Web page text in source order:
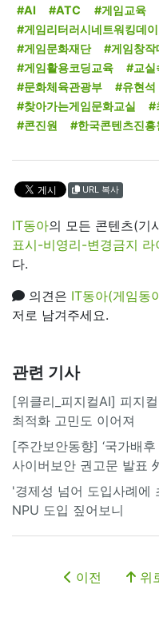
#AI #ATC #게임교육
#게임리터러시네트워킹데이
#게임문화재단
#게임창작
#게임활용코딩교육
#교실
#문화체육관광부
#유현석
#찾아가는게임문화교실
#
#콘진원
#한국콘텐츠진흥
URL 복사
IT동아의 모든 콘텐츠(기
표시-비영리-변경금지 라
다.
의견은 IT동아(게임동
저로 남겨주세요.
관련 기사
[위클리_피지컬AI] 피지
최적화 고민도 이어져
[주간보안동향] ‘국가배
사이버보안 권고문 발표
'경제성 넘어 도입사례에
NPU 도입 짚어보니
이전 위